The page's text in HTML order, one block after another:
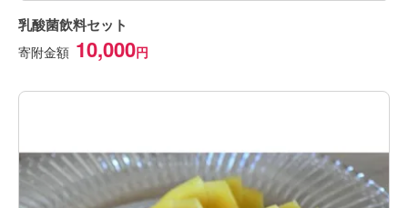
乳酸菌飲料セット
寄附金額 10,000